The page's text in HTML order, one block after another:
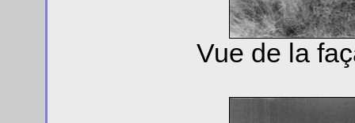
Vue de la